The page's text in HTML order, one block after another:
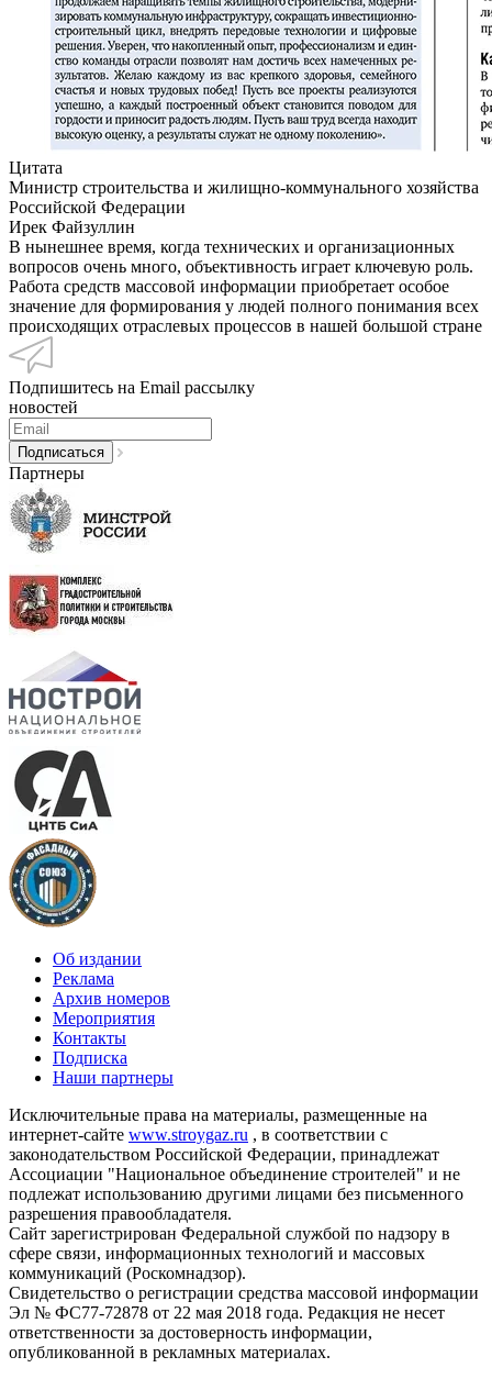
Цитата
Министр строительства и жилищно-коммунального хозяйства
Российской Федерации
Ирек Файзуллин
В нынешнее время, когда технических и организационных
вопросов очень много, объективность играет ключевую роль.
Работа средств массовой информации приобретает особое
значение для формирования у людей полного понимания всех
происходящих отраслевых процессов в нашей большой стране
Подпишитесь на Email рассылку
новостей
Партнеры
Об издании
Реклама
Архив номеров
Мероприятия
Контакты
Подписка
Наши партнеры
Исключительные права на материалы, размещенные на
интернет-сайте www.stroygaz.ru , в соответствии с
законодательством Российской Федерации, принадлежат
Ассоциации "Национальное объединение строителей" и не
подлежат использованию другими лицами без письменного
разрешения правообладателя.
Сайт зарегистрирован Федеральной службой по надзору в
сфере связи, информационных технологий и массовых
коммуникаций (Роскомнадзор).
Свидетельство о регистрации средства массовой информации
Эл № ФС77-72878 от 22 мая 2018 года. Редакция не несет
ответственности за достоверность информации,
опубликованной в рекламных материалах.